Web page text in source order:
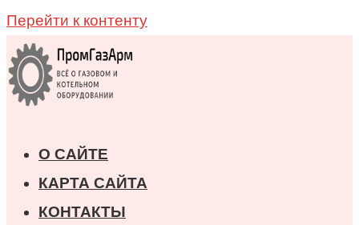
Перейти к контенту
О САЙТЕ
КАРТА САЙТА
КОНТАКТЫ